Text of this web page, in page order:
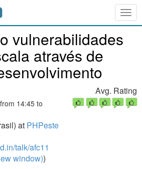
vulnerabilidades
através de
14:45 to
at PHPeste
talk/afc11
window))
Avg. Rating